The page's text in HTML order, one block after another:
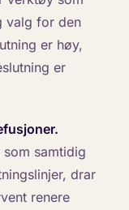
valg for den
er høy,
er
samtidig
drar
renere